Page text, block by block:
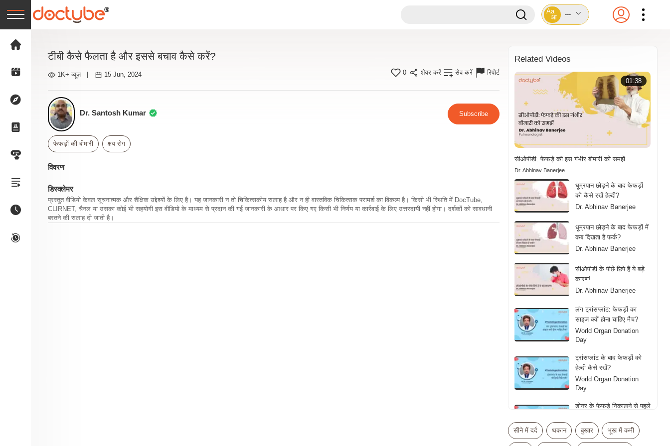
Aa
आ
---
टीबी कैसे फैलता है और इससे बचाव कैसे करें?
1K+ व्यूज़ 15 Jun, 2024 0 शेयर करें सेव करें रिपोर्ट
Dr. Santosh Kumar Subscribe
फेफड़ों की बीमारी क्षय रोग
विवरण
डिस्क्लेमर
प्रस्तुत वीडियो केवल सूचनात्मक और शैक्षिक उद्देश्यों के लिए है। यह जानकारी न तो चिकित्सकीय सलाह है और न ही वास्तविक चिकित्सक परामर्श का विकल्प है। किसी भी स्थिति में DocTube,
CLIRNET, चैनल या उसका कोई भी सहयोगी इस वीडियो के माध्यम से प्रदान की गई जानकारी के आधार पर किए गए किसी भी निर्णय या कार्रवाई के लिए उत्तरदायी नहीं होगा। दर्शकों को सावधानी
बरतने की सलाह दी जाती है।
Related Videos
01:38
सीओपीडी: फेफड़े की इस गंभीर बीमारी को समझें
Dr. Abhinav Banerjee
धूम्रपान छोड़ने के बाद फेफड़ों
को कैसे रखें हेल्दी?
Dr. Abhinav Banerjee
धूम्रपान छोड़ने के बाद फेफड़ों में
कब दिखता है फर्क?
Dr. Abhinav Banerjee
सीओपीडी के पीछे छिपे हैं ये बड़े
कारण!
Dr. Abhinav Banerjee
लंग ट्रांसप्लांट: फेफड़ों का
साइज क्यों होना चाहिए मैच?
World Organ Donation
Day
ट्रांसप्लांट के बाद फेफड़ों को
हेल्दी कैसे रखें?
World Organ Donation
Day
डोनर के फेफड़े निकालने से पहले
World Organ Donation
Day
सीने में दर्द थकान बुखार भूख में कमी